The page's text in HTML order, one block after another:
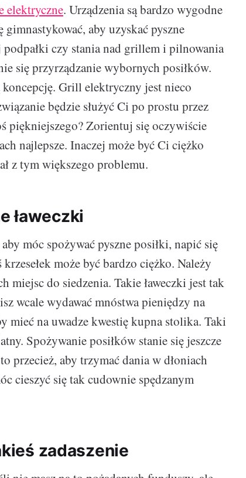
elektryczne. Urządzenia są bardzo wygodne
aby uzyskać pyszne
czy stania nad grillem i pilnowania
się przyrządzanie wybornych posiłków.
Grill elektryczny jest nieco
będzie służyć Ci po prostu przez
piękniejszego? Zorientuj się oczywiście
najlepsze. Inaczej może być Ci ciężko
z tym większego problemu.
ławeczki
móc spożywać pyszne posiłki, napić się
może być bardzo ciężko. Należy
miejsc do siedzenia. Takie ławeczki jest tak
wcale wydawać mnóstwa pieniędzy na
mieć na uwadze kwestię kupna stolika. Taki
Spożywanie posiłków stanie się jeszcze
przecież, aby trzymać dania w dłoniach
cieszyć się tak cudownie spędzanym
zadaszenie